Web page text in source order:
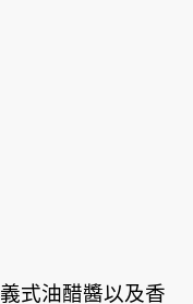
式油醋醬以及香